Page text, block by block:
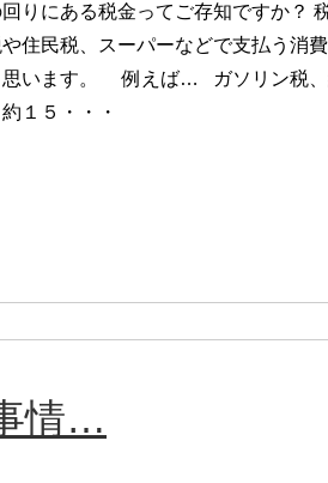
りにある税金ってご存知ですか？
住民税、スーパーなどで支払う消
思います。 例えば… ガソリン税、
１５・・・
情…